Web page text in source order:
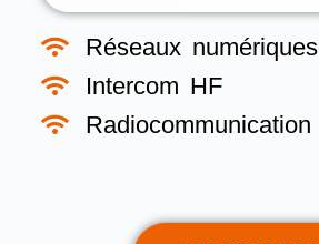
Réseaux numériques
Intercom HF
Radiocommunication